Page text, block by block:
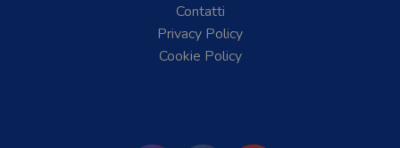
Contatti
Privacy Policy
Cookie Policy